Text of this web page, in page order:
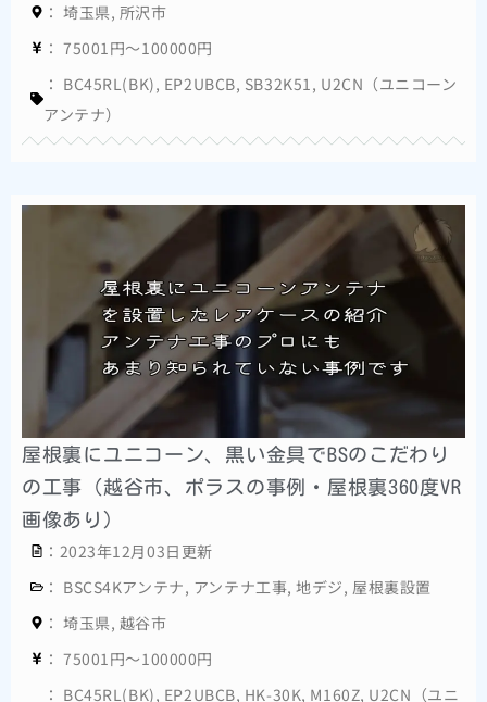
： 埼玉県, 所沢市
： 75001円～100000円
： BC45RL(BK), EP2UBCB, SB32K51, U2CN（ユニコーン
アンテナ）
屋根裏にユニコーン、黒い金具でBSのこだわり
の工事（越谷市、ポラスの事例・屋根裏360度VR
画像あり）
：2023年12月03日更新
： BSCS4Kアンテナ, アンテナ工事,地デジ, 屋根裏設置
： 埼玉県, 越谷市
： 75001円～100000円
： BC45RL(BK), EP2UBCB, HK-30K, M160Z, U2CN（ユニ